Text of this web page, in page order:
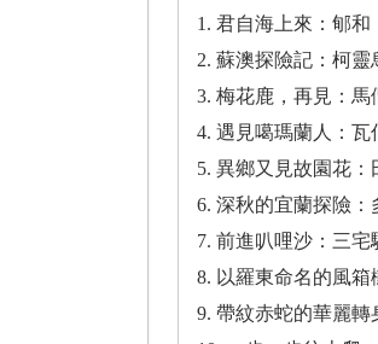
1. 君自海上來：郇和
2. 蘇澳探險記：柯靈
3. 梅花鹿，再見：馬
4. 遇見噶瑪蘭人：瓦
5. 異鄉又見故園花
6. 深秋的宜蘭探險
7. 前進叭哩沙：三
8. 以羅東命名的風
9. 帶紋赤蛇的華麗